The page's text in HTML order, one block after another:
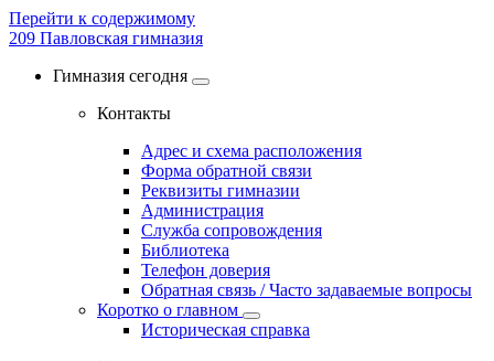
Перейти к содержимому
209 Павловская гимназия
Гимназия сегодня
Контакты
Адрес и схема расположения
Форма обратной связи
Реквизиты гимназии
Администрация
Служба сопровождения
Библиотека
Телефон доверия
Обратная связь / Часто задаваемые вопросы
Коротко о главном
Историческая справка